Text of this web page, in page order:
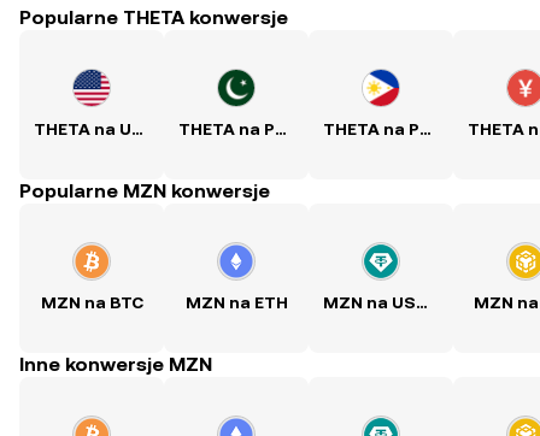
Popularne THETA konwersje
THETA na USD THETA na PKR THETA na PHP
Popularne MZN konwersje
MZN na BTC MZN na ETH MZN na USDT MZN
Inne konwersje MZN